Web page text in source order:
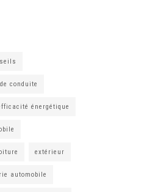
conduite
énergétique
extérieur
automobile